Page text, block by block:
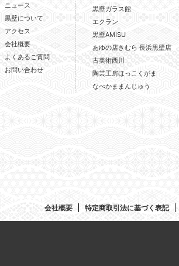
ニュース
黒壁について
アクセス
会社概要
よくあるご質問
お問い合わせ
黒壁ガラス館
エクラン
黒壁AMISU
あゆの店きむら 長浜黒壁店
古美術西川
陶芸工房ほっこくがま
なべかままんじゅう
会社概要 特定商取引法に基づく表記